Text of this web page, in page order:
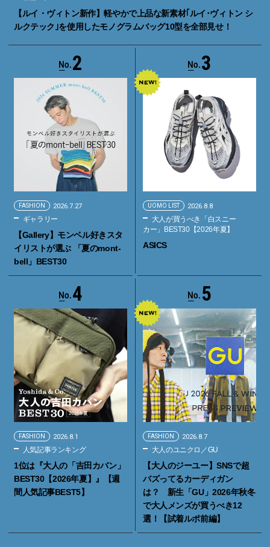
【ルイ・ヴィトン新作】軽やかで上品な新素材｢ルイ･ヴィトン シ
ルクテック｣を使用したモノグラムバッグ10型を全部見せ！
2
FASHION 2026.7.27
ギャラリー
【Gallery】モンベル好きスタ
イリストが選ぶ 「夏のmont-
bell」BEST30
3
UOMO LIST 2026.8.8
大人が買うべき「白スニー
カー」BEST30【2026年夏】
ASICS
4
FASHION 2026.8.1
人気記事ランキング
1位は『大人の「吉田カバン」
BEST30【2026年夏】』【週
間人気記事BEST5】
5
FASHION 2026.8.7
大人のユニクロ／GU
【大人のジーユー】SNSで超
バズってるカーディガン
は？ 新生「GU」2026年秋冬
で大人メンズが買うべき12
選！【試着ルポ前編】